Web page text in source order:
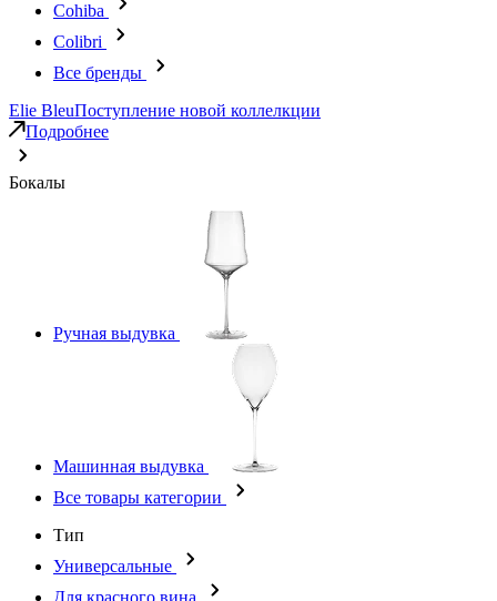
Cohiba
Colibri
Все бренды
Elie BleuПоступление новой коллелкции
Подробнее
Бокалы
Ручная выдувка
Машинная выдувка
Все товары категории
Тип
Универсальные
Для красного вина